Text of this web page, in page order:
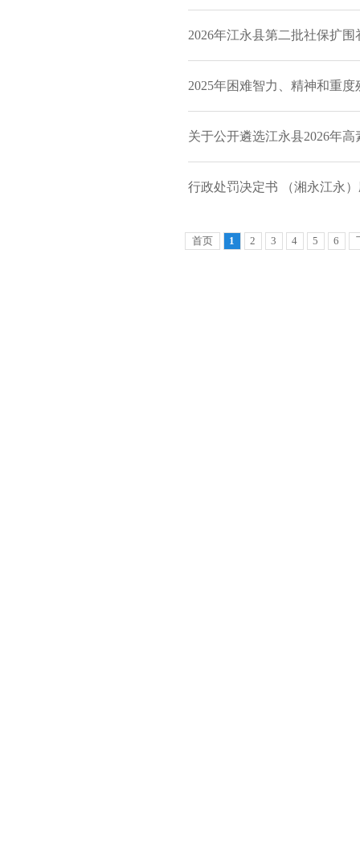
2026年江永县第二批社保扩
2025年困难智力、精神和重
关于公开遴选江永县2026年
行政处罚决定书 （湘永江永
首页 1 2 3 4 5 6